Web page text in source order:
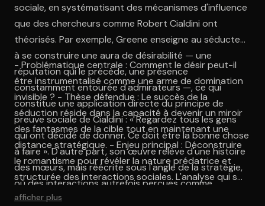
sociale, en systématisant des mécanismes d'influence
que des chercheurs comme Robert Cialdini ont
théorisés. Par exemple, Greene enseigne au séducteur
à se construire une aura de désirabilité — une
réputation qui le précède, une présence
constamment entourée d'admirateurs —, ce qui
constitue une application directe du principe de
preuve sociale de Cialdini : « Regardez tous les gens
qui ont décidé de donner. Ce doit être la bonne chose
à faire ». D'autre part, son œuvre relève d'une histoire
des mœurs, mais réécrite sous l'angle de la stratégie,
où des interactions autrefois perçues comme
spontanées sont déconstruites et présentées comme
- Problématique centrale : Comment le désir peut-il
être instrumentalisé comme une arme de domination
invisible ? - Thèse défendue : Le succès de la
séduction réside dans la capacité à devenir un miroir
des fantasmes de la cible tout en maintenant une
distance stratégique. - Enjeu principal : Déconstruire
le romantisme pour révéler la nature prédatrice et
structurée des interactions sociales. L'analyse qui suit
se penchera sur les mécanismes spécifiques que
afficher plus